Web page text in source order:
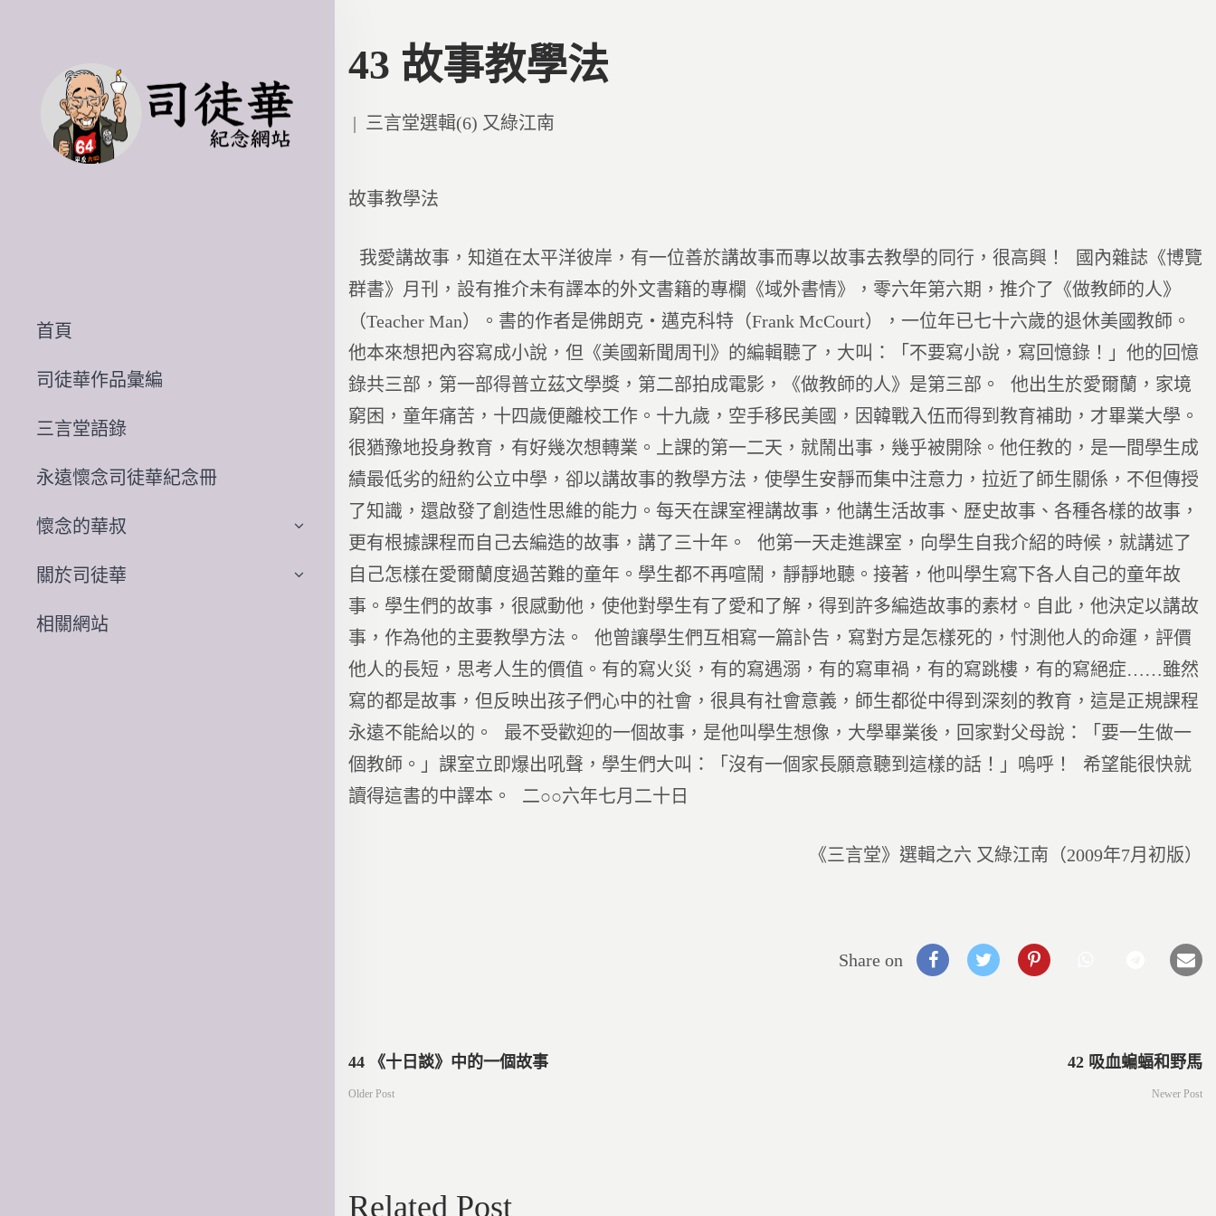
首頁
司徒華作品彙編
三言堂語錄
永遠懷念司徒華紀念冊
懷念的華叔
關於司徒華
相關網站
43 故事教學法
Posted
三言堂選輯(6) 又綠江南
故事教學法
我愛講故事，知道在太平洋彼岸，有一位善於講故事而專以故事去教學的同行，很高興！ 國內雜誌《博覽
群書》月刊，設有推介未有譯本的外文書籍的專欄《域外書情》，零六年第六期，推介了《做教師的人》
（Teacher Man）。書的作者是佛朗克‧邁克科特（Frank McCourt），一位年已七十六歲的退休美國教師。
他本來想把內容寫成小說，但《美國新聞周刊》的編輯聽了，大叫：「不要寫小說，寫回憶錄！」他的回憶
錄共三部，第一部得普立茲文學獎，第二部拍成電影，《做教師的人》是第三部。 他出生於愛爾蘭，家境
窮困，童年痛苦，十四歲便離校工作。十九歲，空手移民美國，因韓戰入伍而得到教育補助，才畢業大學。
很猶豫地投身教育，有好幾次想轉業。上課的第一二天，就鬧出事，幾乎被開除。他任教的，是一間學生成
績最低劣的紐約公立中學，卻以講故事的教學方法，使學生安靜而集中注意力，拉近了師生關係，不但傳授
了知識，還啟發了創造性思維的能力。每天在課室裡講故事，他講生活故事、歷史故事、各種各樣的故事，
更有根據課程而自己去編造的故事，講了三十年。 他第一天走進課室，向學生自我介紹的時候，就講述了
自己怎樣在愛爾蘭度過苦難的童年。學生都不再喧鬧，靜靜地聽。接著，他叫學生寫下各人自己的童年故
事。學生們的故事，很感動他，使他對學生有了愛和了解，得到許多編造故事的素材。自此，他決定以講故
事，作為他的主要教學方法。 他曾讓學生們互相寫一篇訃告，寫對方是怎樣死的，忖測他人的命運，評價
他人的長短，思考人生的價值。有的寫火災，有的寫遇溺，有的寫車禍，有的寫跳樓，有的寫絕症……雖然
寫的都是故事，但反映出孩子們心中的社會，很具有社會意義，師生都從中得到深刻的教育，這是正規課程
永遠不能給以的。 最不受歡迎的一個故事，是他叫學生想像，大學畢業後，回家對父母說：「要一生做一
個教師。」課室立即爆出吼聲，學生們大叫：「沒有一個家長願意聽到這樣的話！」嗚呼！ 希望能很快就
讀得這書的中譯本。 二○○六年七月二十日
《三言堂》選輯之六 又綠江南（2009年7月初版）
Share on
文
導
44 《十日談》中的一個故事
Older Post
42 吸血蝙蝠和野馬
Newer Post
Related Post